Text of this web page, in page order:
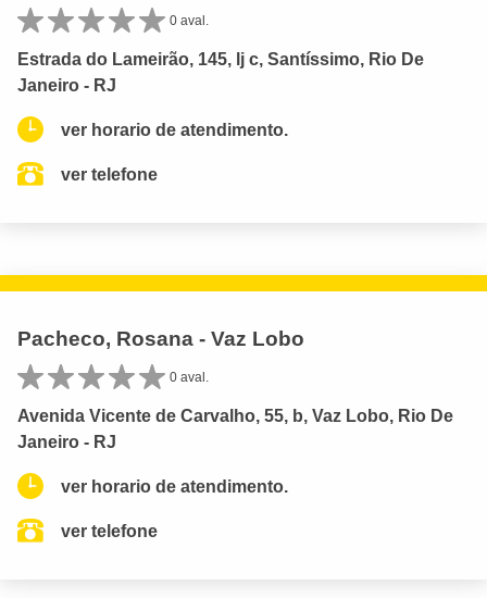
0 aval.
Estrada do Lameirão, 145, lj c, Santíssimo, Rio De
Janeiro - RJ
ver horario de atendimento.
ver telefone
Pacheco, Rosana - Vaz Lobo
0 aval.
Avenida Vicente de Carvalho, 55, b, Vaz Lobo, Rio De
Janeiro - RJ
ver horario de atendimento.
ver telefone